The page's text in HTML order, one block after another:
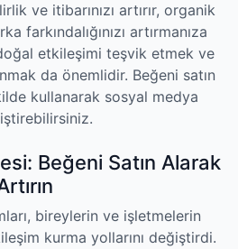
ve itibarınızı artırır, organik
farkındalığınızı artırmanıza
etkileşimi teşvik etmek ve
da önemlidir. Beğeni satın
kullanarak sosyal medya
Beğeni Satın Alarak
bireylerin ve işletmelerin
kurma yollarını değiştirdi.